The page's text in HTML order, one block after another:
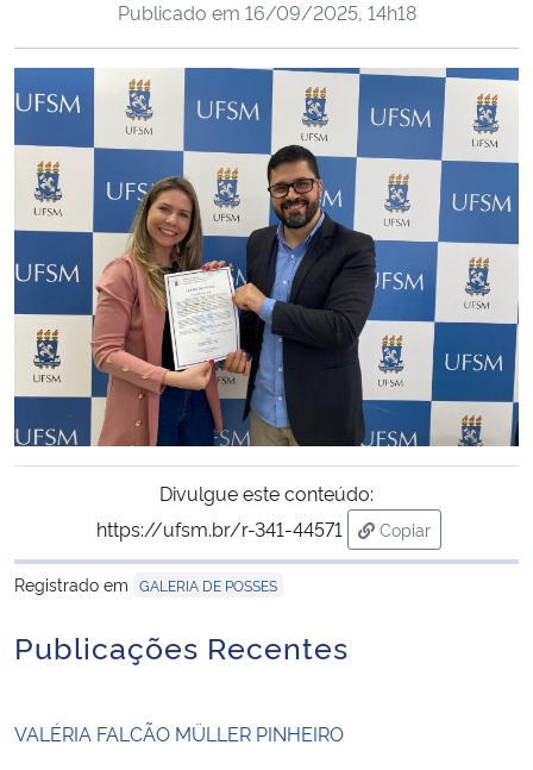
Ministério da Cidadania
Ministério da Saúde
Ministério de Minas e Energia
Ministério da Ciência, Tecnologia, Inovações e Comunicações
Ministério do Meio Ambiente
Ministério do Turismo
Ministério do Desenvolvimento Regional
Controladoria-Geral da União
Ministério da Mulher, da Família e dos Direitos Humanos
Secretaria-Geral
Secretaria de Governo
Publicado em 16/09/2025, 14h18
Divulgue este conteúdo:
https://ufsm.br/r-341-44571
Copiar
para área de
Registrado em GALERIA DE POSSES
Publicações Recentes
VALÉRIA FALCÃO MÜLLER PINHEIRO